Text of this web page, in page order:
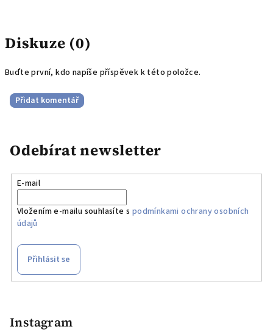
Diskuze (0)
Buďte první, kdo napíše příspěvek k této položce.
Přidat komentář
Odebírat newsletter
E-mail
Vložením e-mailu souhlasíte s podmínkami ochrany osobních
údajů
Přihlásit se
Instagram